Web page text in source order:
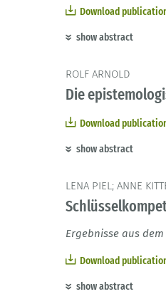
Download
show abstract
ROLF ARNOLD
Die
Download
show abstract
LENA PIEL; ANNE
Ergebnisse aus
Download
show abstract